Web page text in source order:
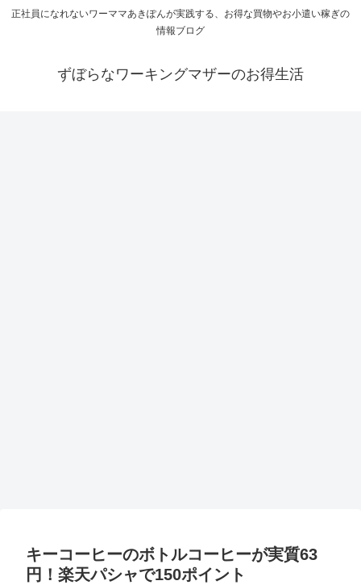
正社員になれないワーママあきぽんが実践する、お得な買物やお小遣い稼ぎの
情報ブログ
ずぼらなワーキングマザーのお得生活
キーコーヒーのボトルコーヒーが実質63
円！楽天パシャで150ポイント